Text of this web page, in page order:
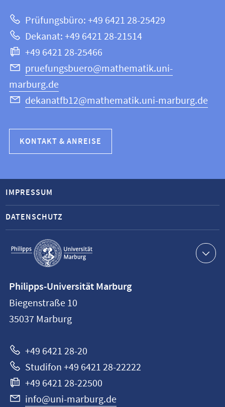
Website
und
Informatik
Prüfungsbüro: +49 6421 28-25429
Dekanat: +49 6421 28-21514
+49 6421 28-25466
pruefungsbuero@mathematik.uni-
marburg.de
dekanatfb12@mathematik.uni-marburg.de
KONTAKT & ANREISE
Service-
Navigation
IMPRESSUM
DATENSCHUTZ
Philipps-
Universität
Marburg
Philipps-Universität Marburg
Biegenstraße 10
35037 Marburg
+49 6421 28-20
Studifon +49 6421 28-22222
+49 6421 28-22500
info@uni-marburg.de